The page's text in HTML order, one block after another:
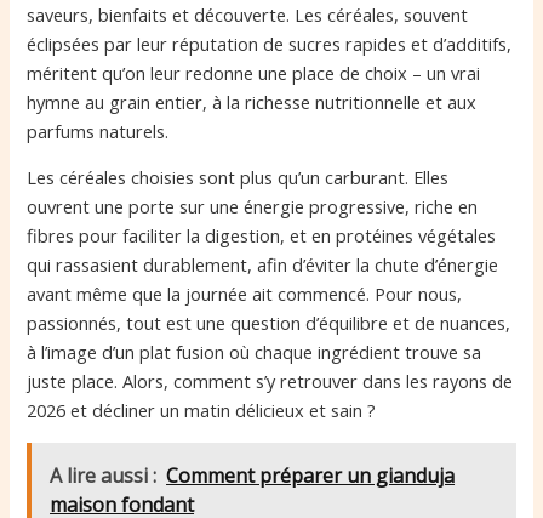
saveurs, bienfaits et découverte. Les céréales, souvent
éclipsées par leur réputation de sucres rapides et d’additifs,
méritent qu’on leur redonne une place de choix – un vrai
hymne au grain entier, à la richesse nutritionnelle et aux
parfums naturels.
Les céréales choisies sont plus qu’un carburant. Elles
ouvrent une porte sur une énergie progressive, riche en
fibres pour faciliter la digestion, et en protéines végétales
qui rassasient durablement, afin d’éviter la chute d’énergie
avant même que la journée ait commencé. Pour nous,
passionnés, tout est une question d’équilibre et de nuances,
à l’image d’un plat fusion où chaque ingrédient trouve sa
juste place. Alors, comment s’y retrouver dans les rayons de
2026 et décliner un matin délicieux et sain ?
A lire aussi : Comment préparer un gianduja
maison fondant